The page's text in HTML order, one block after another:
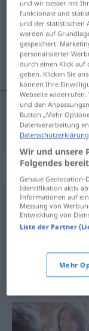
Übersicht aller
(Für mehr Details
potencija
potencija
Macht
©
und wir besser mit
funktionale und
und der statistischen
werden auf
gespeichert.
personalisierter
durch einen Klick auf
geben. Klicken Sie
können Ihre
Webseite widerrufen.
und den
Button „Mehr
Datenverarbeitung
Datenschutzerklärung
Wir und unsere
Folgendes
Genaue Geolocation-
Identifikation aktiv
Informationen auf
Messung von
Entwicklung von
Liste der Partner
Mehr